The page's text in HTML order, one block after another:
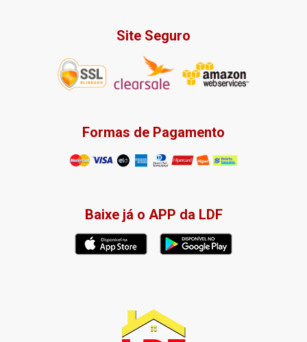
Site Seguro
Formas de Pagamento
Baixe já o APP da LDF